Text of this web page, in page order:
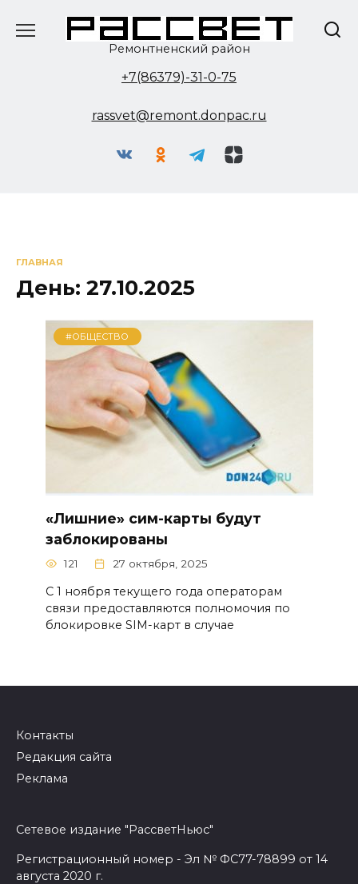
Ремонтненский район
+7(86379)-31-0-75
rassvet@remont.donpac.ru
ГЛАВНАЯ
День: 27.10.2025
#ОБЩЕСТВО
«Лишние» сим-карты будут
заблокированы
121 27 октября, 2025
С 1 ноября текущего года операторам
связи предоставляются полномочия по
блокировке SIM-карт в случае
Контакты
Редакция сайта
Реклама
Сетевое издание "РассветНьюс"
Регистрационный номер - Эл № ФС77-78899 от 14
августа 2020 г.